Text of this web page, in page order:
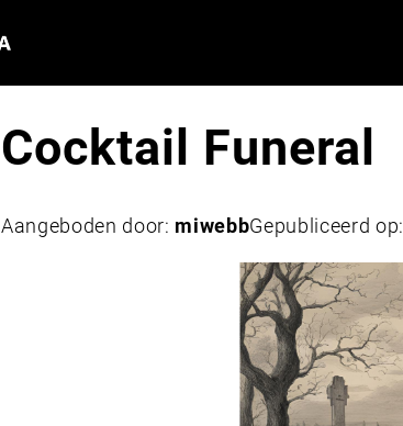
Cocktail Funeral
Aangeboden door: miwebbGepubliceerd op: